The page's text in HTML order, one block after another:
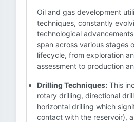
Oil and gas development
techniques, constantly
technological
span across various stages
lifecycle, from exploration
assessment to production
Drilling Techniques: This
rotary drilling, directional
horizontal drilling which
contact with the reservoir),